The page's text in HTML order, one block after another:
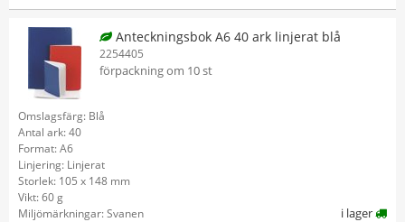
Anteckningsbok A6 40 ark linjerat blå
2254405
förpackning om 10 st
Omslagsfärg: Blå
Antal ark: 40
Format: A6
Linjering: Linjerat
Storlek: 105 x 148 mm
Vikt: 60 g
Miljömärkningar: Svanen
i lager